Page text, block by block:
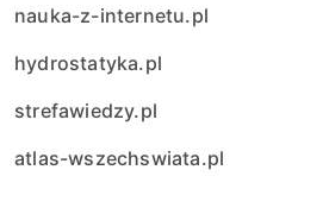
nauka-z-internetu.pl
hydrostatyka.pl
strefawiedzy.pl
atlas-wszechswiata.pl